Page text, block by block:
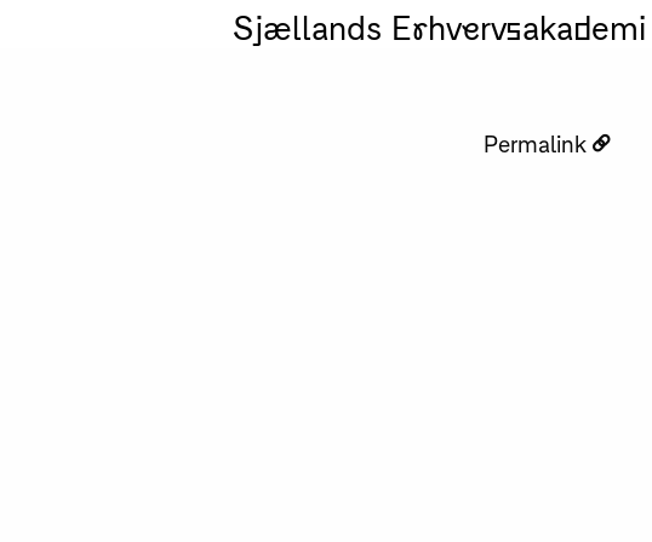
Sjællands Erhvervsakademi
Permalink